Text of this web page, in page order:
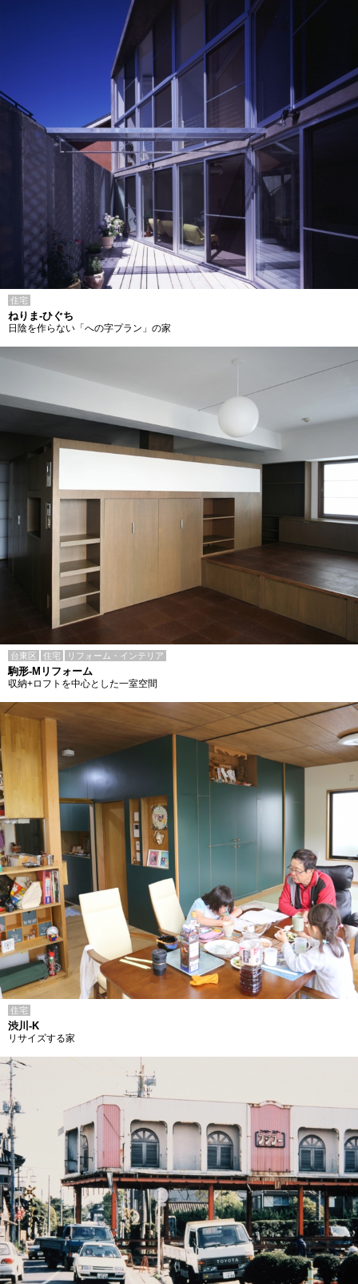
住宅
ねりま-ひぐち
日陰を作らない「への字プラン」の家
台東区 住宅 リフォーム・インテリア
駒形-Mリフォーム
収納+ロフトを中心とした一室空間
住宅
渋川-K
リサイズする家